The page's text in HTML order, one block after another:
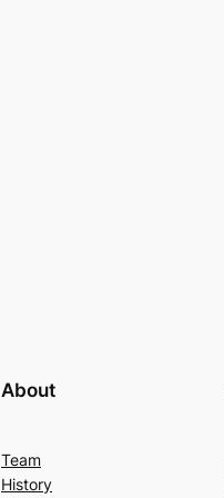
About
Team
History